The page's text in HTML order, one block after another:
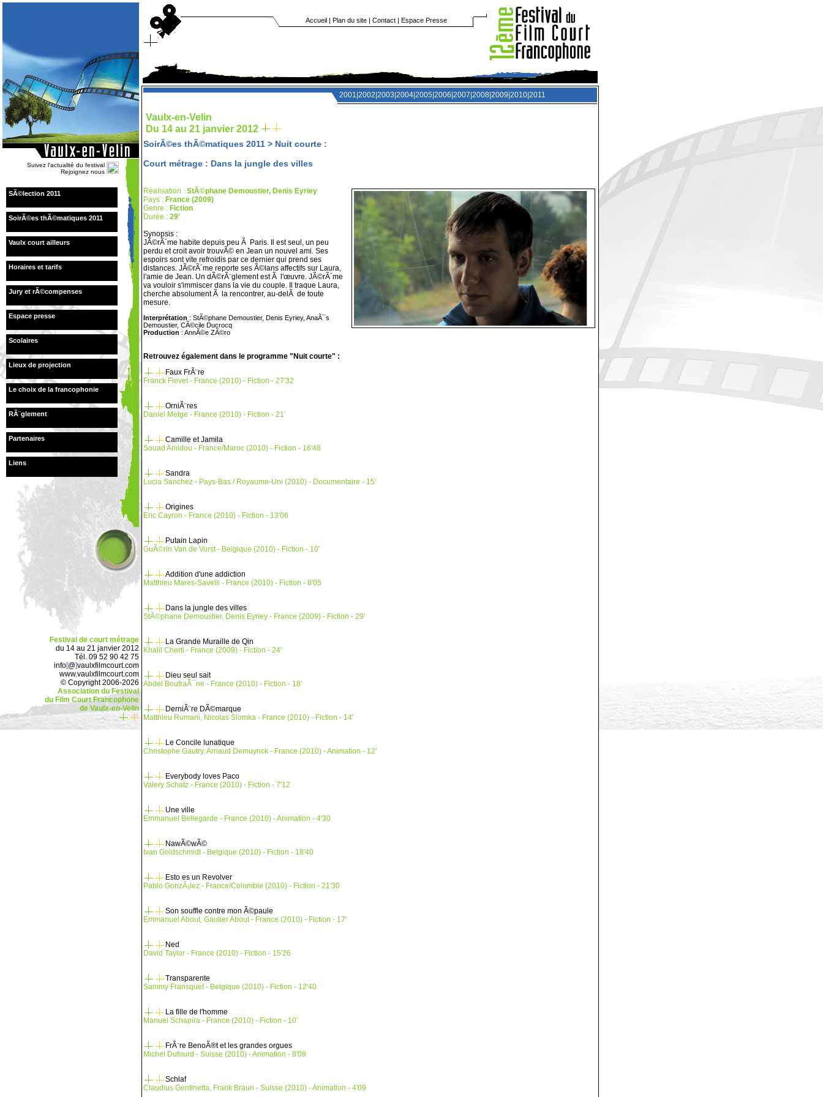
Suivez l'actualité du festival
Rejoignez nous
SÃ©lection 2011
SoirÃ©es thÃ©matiques 2011
Vaulx court ailleurs
Horaires et tarifs
Jury et rÃ©compenses
Espace presse
Scolaires
Lieux de projection
Le choix de la francophonie
RÃ¨glement
Partenaires
Liens
Festival de court métrage
du 14 au 21 janvier 2012
Tél. 09 52 90 42 75
info[@]vaulxfilmcourt.com
www.vaulxfilmcourt.com
© Copyright 2006-2026
Association du Festival
du Film Court Francophone
de Vaulx-en-Velin
Accueil | Plan du site | Contact | Espace Presse
2001 2002 2003 2004 2005 2006 2007 2008 2009 2010 2011
Vaulx-en-Velin
Du 14 au 21 janvier 2012
SoirÃ©es thÃ©matiques 2011 > Nuit courte :
Court métrage : Dans la jungle des villes
Réalisation : StÃ©phane Demoustier, Denis Eyriey
Pays : France (2009)
Genre : Fiction
Durée : 29'
Synopsis :
JÃ©rÃ´me habite depuis peu Ã Paris. Il est seul, un peu
perdu et croit avoir trouvÃ© en Jean un nouvel ami. Ses
espoirs sont vite refroidis par ce dernier qui prend ses
distances. JÃ©rÃ´me reporte ses Ã©lans affectifs sur Laura,
l'amie de Jean. Un dÃ©rÃ¨glement est Ã l'œuvre. JÃ©rÃ´me
va vouloir s'immiscer dans la vie du couple. Il traque Laura,
cherche absolument Ã la rencontrer, au-delÃ de toute
mesure.
Interprétation : StÃ©phane Demoustier, Denis Eyriey, AnaÃ¯s
Demoustier, CÃ©cile Ducrocq
Production : AnnÃ©e ZÃ©ro
Retrouvez également dans le programme " Nuit courte" :
Faux FrÃ¨re
Franck Fievet - France (2010) - Fiction - 27'32
OrniÃ¨res
Daniel Metge - France (2010) - Fiction - 21'
Camille et Jamila
Souad Amidou - France/Maroc (2010) - Fiction - 16'48
Sandra
Lucia Sanchez - Pays-Bas / Royaume-Uni (2010) - Documentaire - 15'
Origines
Eric Cayron - France (2010) - Fiction - 13'06
Putain Lapin
GuÃ©rin Van de Vorst - Belgique (2010) - Fiction - 10'
Addition d'une addiction
Matthieu Mares-Savelli - France (2010) - Fiction - 8'05
Dans la jungle des villes
StÃ©phane Demoustier, Denis Eyriey - France (2009) - Fiction - 29'
La Grande Muraille de Qin
Khalil Cherti - France (2009) - Fiction - 24'
Dieu seul sait
Abdel BoufraÃ¯ne - France (2010) - Fiction - 18'
DerniÃ¨re DÃ©marque
Matthieu Rumani, Nicolas Slomka - France (2010) - Fiction - 14'
Le Concile lunatique
Christophe Gautry, Arnaud Demuynck - France (2010) - Animation - 12'
Everybody loves Paco
Valery Schatz - France (2010) - Fiction - 7'12
Une ville
Emmanuel Bellegarde - France (2010) - Animation - 4'30
NawÃ©wÃ©
Ivan Goldschmidt - Belgique (2010) - Fiction - 18'40
Esto es un Revolver
Pablo GonzÃ¡lez - France/Colombie (2010) - Fiction - 21'30
Son souffle contre mon Ã©paule
Emmanuel About, Gautier About - France (2010) - Fiction - 17'
Ned
David Taylor - France (2010) - Fiction - 15'26
Transparente
Sammy Fransquet - Belgique (2010) - Fiction - 12'40
La fille de l'homme
Manuel Schapira - France (2010) - Fiction - 10'
FrÃ¨re BenoÃ®t et les grandes orgues
Michel Dufourd - Suisse (2010) - Animation - 8'08
Schlaf
Claudius Gentinetta, Frank Braun - Suisse (2010) - Animation - 4'09